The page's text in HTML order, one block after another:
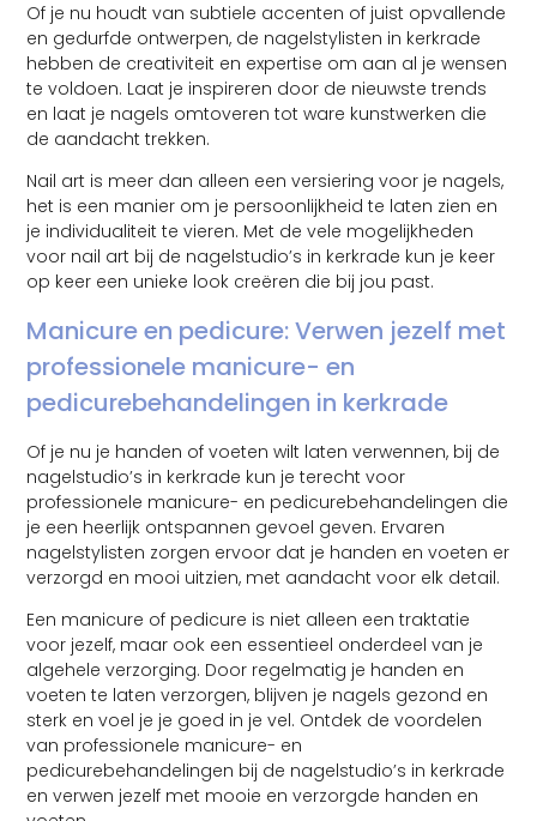
Of je nu houdt van subtiele accenten of juist opvallende
en gedurfde ontwerpen, de nagelstylisten in kerkrade
hebben de creativiteit en expertise om aan al je wensen
te voldoen. Laat je inspireren door de nieuwste trends
en laat je nagels omtoveren tot ware kunstwerken die
de aandacht trekken.
Nail art is meer dan alleen een versiering voor je nagels,
het is een manier om je persoonlijkheid te laten zien en
je individualiteit te vieren. Met de vele mogelijkheden
voor nail art bij de nagelstudio’s in kerkrade kun je keer
op keer een unieke look creëren die bij jou past.
Manicure en pedicure: Verwen jezelf met
professionele manicure- en
pedicurebehandelingen in kerkrade
Of je nu je handen of voeten wilt laten verwennen, bij de
nagelstudio’s in kerkrade kun je terecht voor
professionele manicure- en pedicurebehandelingen die
je een heerlijk ontspannen gevoel geven. Ervaren
nagelstylisten zorgen ervoor dat je handen en voeten er
verzorgd en mooi uitzien, met aandacht voor elk detail.
Een manicure of pedicure is niet alleen een traktatie
voor jezelf, maar ook een essentieel onderdeel van je
algehele verzorging. Door regelmatig je handen en
voeten te laten verzorgen, blijven je nagels gezond en
sterk en voel je je goed in je vel. Ontdek de voordelen
van professionele manicure- en
pedicurebehandelingen bij de nagelstudio’s in kerkrade
en verwen jezelf met mooie en verzorgde handen en